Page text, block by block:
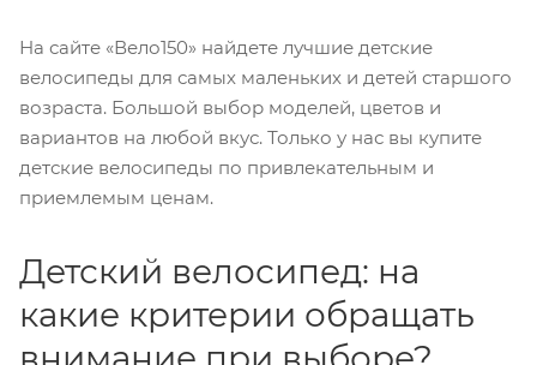
На сайте «Вело150» найдете лучшие детские
велосипеды для самых маленьких и детей старшого
возраста. Большой выбор моделей, цветов и
вариантов на любой вкус. Только у нас вы купите
детские велосипеды по привлекательным и
приемлемым ценам.
Детский велосипед: на
какие критерии обращать